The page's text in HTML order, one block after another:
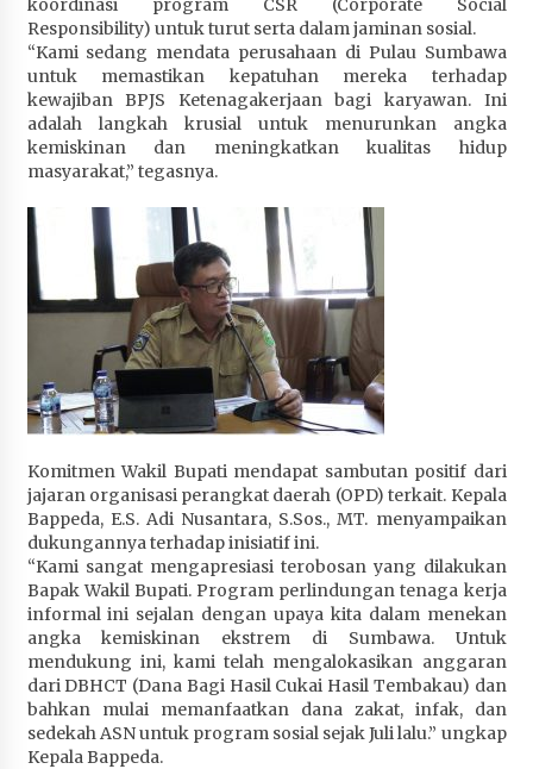
koordinasi program CSR (Corporate Social
Responsibility) untuk turut serta dalam jaminan sosial.
“Kami sedang mendata perusahaan di Pulau Sumbawa
untuk memastikan kepatuhan mereka terhadap
kewajiban BPJS Ketenagakerjaan bagi karyawan. Ini
adalah langkah krusial untuk menurunkan angka
kemiskinan dan meningkatkan kualitas hidup
masyarakat,” tegasnya.
‎Komitmen Wakil Bupati mendapat sambutan positif dari
jajaran organisasi perangkat daerah (OPD) terkait. Kepala
Bappeda, E.S. Adi Nusantara, S.Sos., MT. menyampaikan
dukungannya terhadap inisiatif ini.
“Kami sangat mengapresiasi terobosan yang dilakukan
Bapak Wakil Bupati. Program perlindungan tenaga kerja
informal ini sejalan dengan upaya kita dalam menekan
angka kemiskinan ekstrem di Sumbawa. Untuk
mendukung ini, kami telah mengalokasikan anggaran
dari DBHCT (Dana Bagi Hasil Cukai Hasil Tembakau) dan
bahkan mulai memanfaatkan dana zakat, infak, dan
sedekah ASN untuk program sosial sejak Juli lalu.” ungkap
Kepala Bappeda.